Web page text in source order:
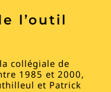
l’outil
collégiale de
1985 et 2000,
et Patrick